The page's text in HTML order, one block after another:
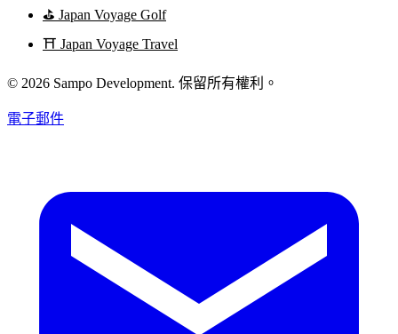
⛳ Japan Voyage Golf
⛩️ Japan Voyage Travel
© 2026 Sampo Development. 保留所有權利。
電子郵件